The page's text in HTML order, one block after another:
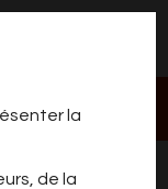
la
de la